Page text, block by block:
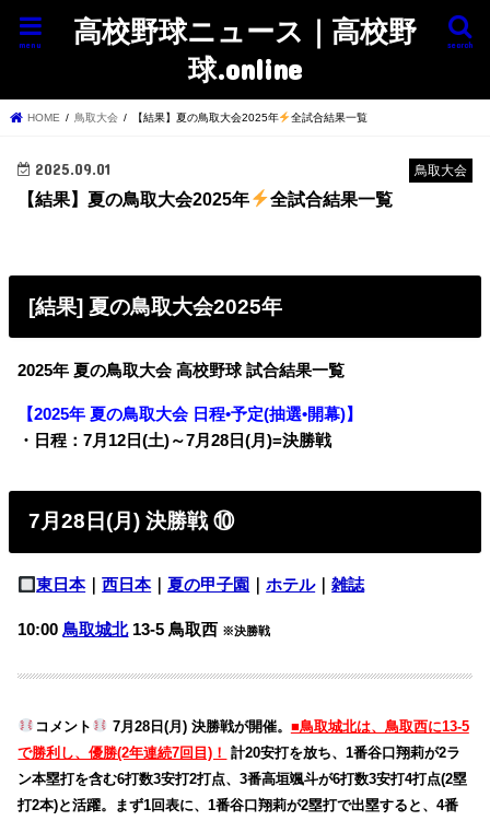
高校野球ニュース｜高校野
球.online
search
menu
HOME 鳥取大会 【結果】夏の鳥取大会2025年 全試合結果一覧
鳥取大会
2025.09.01
【結果】夏の鳥取大会2025年 全試合結果一覧
[結果] 夏の鳥取大会2025年
2025年 夏の鳥取大会 高校野球 試合結果一覧
【2025年 夏の鳥取大会 日程•予定(抽選•開幕)】
・日程：7月12日(土)～7月28日(月)=決勝戦
7月28日(月) 決勝戦 ⑩
東日本｜西日本｜夏の甲子園 ｜ホテル｜雑誌
10:00鳥取城北13-5鳥取西 ※決勝戦
コメント 7月28日(月) 決勝戦が開催。 ■鳥取城北は、鳥取西に13-5
で勝利し、優勝(2年連続7回目)！ 計20安打を放ち、1番谷口翔莉が2ラ
ン本塁打を含む6打数3安打2打点、3番高垣颯斗が6打数3安打4打点(2塁
打2本)と活躍。まず1回表に、1番谷口翔莉が2塁打で出塁すると、4番